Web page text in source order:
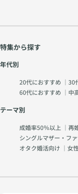
特集から探す
年代別
20代におすすめ ｜ 30
60代におすすめ ｜ 中
テーマ別
成婚率50％以上 ｜ 再
シングルマザー・フ
オタク婚活向け ｜ 女